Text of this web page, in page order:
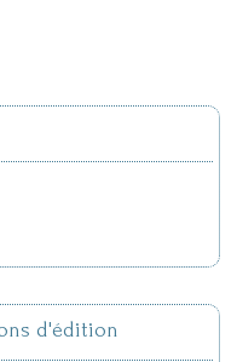
d'édition